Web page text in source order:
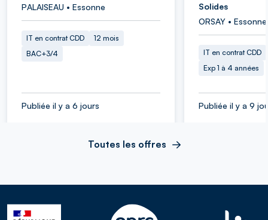
PALAISEAU • Essonne
IT en contrat CDD
12 mois
BAC+3/4
Publiée il y a 6 jours
Solides
ORSAY • Essonne
IT en contrat CDD
Exp 1 à 4 années
Publiée il y a 9
Toutes les offres